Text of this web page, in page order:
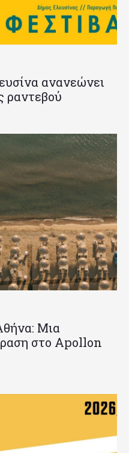
ανανεώνει
ραντεβού
Μια
στο Apollon